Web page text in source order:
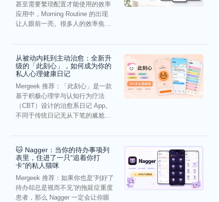
甚至需要繁琐配置才能使用的效率
应用中，Morning Routine 的出现
让人眼前一亮。很多人的效率焦
从被动内耗到主动治愈：全新升
级的「此刻心」，如何成为你的
私人心理健康日记
Mergeek 推荐：「此刻心」是一款
基于积极心理学与认知行为疗法
（CBT）设计的治愈系日记 App。
不同于传统日记无从下笔的尴尬，
🐱 Nagger：当你的待办事项列
表里，住进了一只“追着你打
卡”的粘人猫咪
Mergeek 推荐：如果你也是“列好了
待办却总是视而不见”的拖延症重度
患者，那么 Nagger 一定会让你眼